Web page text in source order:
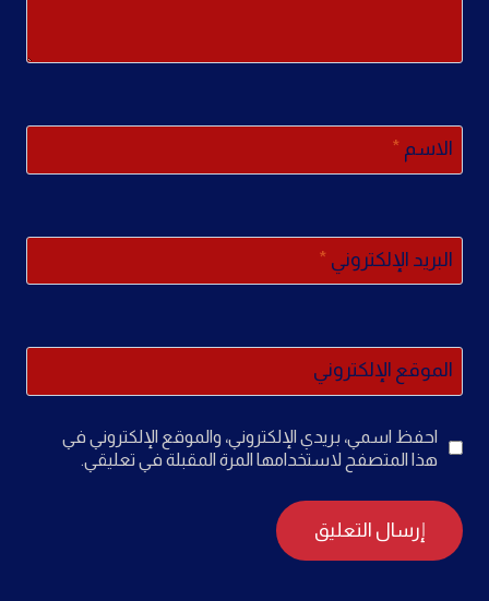
الاسم *
البريد الإلكتروني *
الموقع الإلكتروني
احفظ اسمي، بريدي الإلكتروني، والموقع الإلكتروني في
هذا المتصفح لاستخدامها المرة المقبلة في تعليقي.